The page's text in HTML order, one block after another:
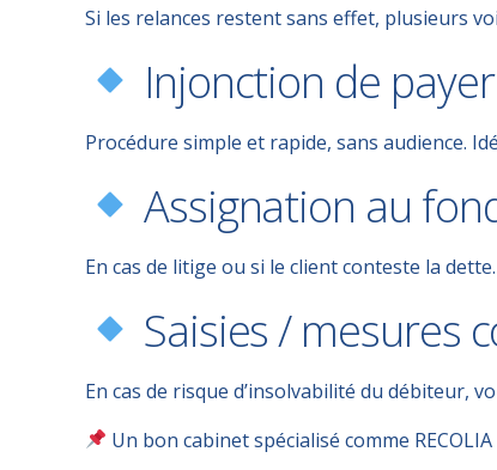
Si les relances restent sans effet, plusieurs
Injonction de payer
Procédure simple et rapide, sans audience.
Assignation au
En cas de litige ou si le client conteste la dette.
Saisies / mesures
En cas de risque d’insolvabilité du débiteur,
Un bon cabinet spécialisé comme